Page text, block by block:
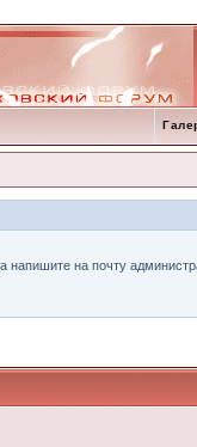
на почту